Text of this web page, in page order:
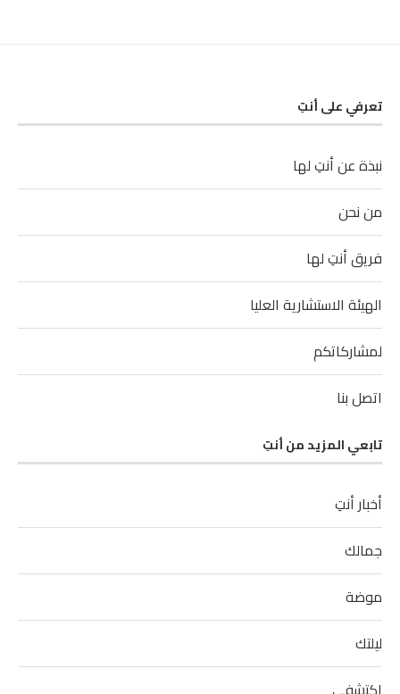
تعرفي على أنتِ
نبذة عن أنتِ لها
من نحن
فريق أنتِ لها
الهيئة الاستشارية العليا
لمشاركاتكم
اتصل بنا
تابعي المزيد من أنتِ
أخبار أنتِ
جمالك
موضة
ليلتك